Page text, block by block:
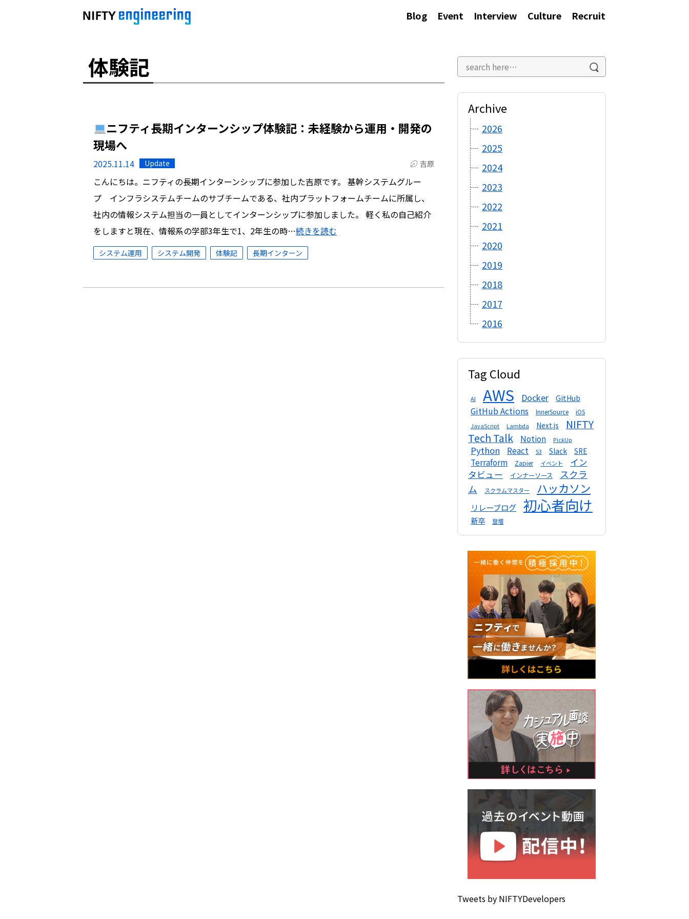
Blog Event Interview Culture Recruit
体験記
ニフティ長期インターンシップ体験記：未経験から運用・開発の
現場へ
2025.11.14 Update 吉原
こんにちは。ニフティの長期インターンシップに参加した吉原です。 基幹システムグルー
プ インフラシステムチームのサブチームである、社内プラットフォームチームに所属し、
社内の情報システム担当の一員としてインターンシップに参加しました。 軽く私の自己紹介
をしますと現在、情報系の学部3年生で1、2年生の時…続きを読む
システム運用 システム開発 体験記 長期インターン
Archive
2026
2025
2024
2023
2022
2021
2020
2019
2018
2017
2016
Tag Cloud
AI AWS Docker GitHub
GitHub Actions InnerSource iOS
JavaScript Lambda Next.js
NIFTY
Tech Talk
Notion PickUp
Python React S3 Slack SRE
Terraform Zapier イベント
イン
タビュー
インナーソース
スクラ
ム
スクラムマスター ハッカソン
リレーブログ 初心者向け
新卒 登壇
Tweets by NIFTYDevelopers